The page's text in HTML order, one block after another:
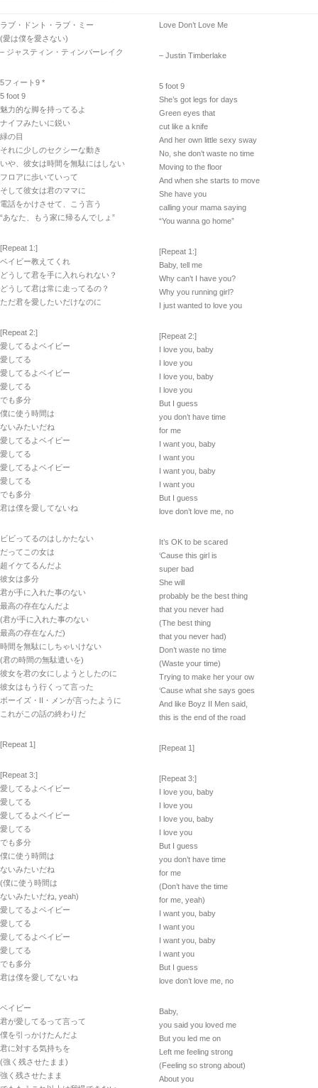
ラブ・ドント・ラブ・ミー
(愛は僕を愛さない)
– ジャスティン・ティンバーレイク
5フィート9 *
5 foot 9
魅力的な脚を持ってるよ
ナイフみたいに鋭い
緑の目
それに少しのセクシーな動き
いや、彼女は時間を無駄にはしない
フロアに歩いていって
そして彼女は君のママに
電話をかけさせて、こう言う
“あなた、もう家に帰るんでしょ”
[Repeat 1:]
ベイビー教えてくれ
どうして君を手に入れられない？
どうして君は常に走ってるの？
ただ君を愛したいだけなのに
[Repeat 2:]
愛してるよベイビー
愛してる
愛してるよベイビー
愛してる
でも多分
僕に使う時間は
ないみたいだね
愛してるよベイビー
愛してる
愛してるよベイビー
愛してる
でも多分
君は僕を愛してないね
ビビってるのはしかたない
だってこの女は
超イケてるんだよ
彼女は多分
君が手に入れた事のない
最高の存在なんだよ
(君が手に入れた事のない
最高の存在なんだ)
時間を無駄にしちゃいけない
(君の時間の無駄遣いを)
彼女を君の女にしようとしたのに
彼女はもう行くって言った
ボーイズ・II・メンが言ったように
これがこの話の終わりだ
[Repeat 1]
[Repeat 3:]
愛してるよベイビー
愛してる
愛してるよベイビー
愛してる
でも多分
僕に使う時間は
ないみたいだね
(僕に使う時間は
ないみたいだね, yeah)
愛してるよベイビー
愛してる
愛してるよベイビー
愛してる
でも多分
君は僕を愛してないね
ベイビー
君が愛してるって言って
僕を引っかけたんだよ
君に対する気持ちを
(強く残させたまま)
強く残させたまま
Love Don’t Love Me
– Justin Timberlake
5 foot 9
She’s got legs for days
Green eyes that
cut like a knife
And her own little sexy sway
No, she don’t waste no time
Moving to the floor
And when she starts to move
She have you
calling your mama saying
“You wanna go home”
[Repeat 1:]
Baby, tell me
Why can’t I have you?
Why you running girl?
I just wanted to love you
[Repeat 2:]
I love you, baby
I love you
I love you, baby
I love you
But I guess
you don’t have time
for me
I want you, baby
I want you
I want you, baby
I want you
But I guess
love don’t love me, no
It’s OK to be scared
‘Cause this girl is
super bad
She will
probably be the best thing
that you never had
(The best thing
that you never had)
Don’t waste no time
(Waste your time)
Trying to make her your ow
‘Cause what she says goes
And like Boyz II Men said,
this is the end of the road
[Repeat 1]
[Repeat 3:]
I love you, baby
I love you
I love you, baby
I love you
But I guess
you don’t have time
for me
(Don’t have the time
for me, yeah)
I want you, baby
I want you
I want you, baby
I want you
But I guess
love don’t love me, no
Baby,
you said you loved me
But you led me on
Left me feeling strong
(Feeling so strong about)
About you